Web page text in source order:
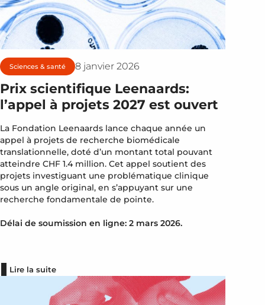
Sciences & santé 8 janvier 2026
Prix scientifique Leenaards:
l’appel à projets 2027 est ouvert
La Fondation Leenaards lance chaque année un
appel à projets de recherche biomédicale
translationnelle, doté d’un montant total pouvant
atteindre CHF 1.4 million. Cet appel soutient des
projets investiguant une problématique clinique
sous un angle original, en s’appuyant sur une
recherche fondamentale de pointe.
Délai de soumission en ligne: 2 mars 2026.
Lire la suite